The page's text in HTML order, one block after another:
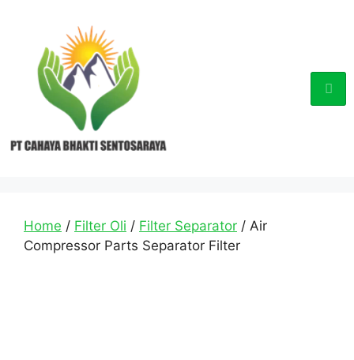
Home / Filter Oli / Filter Separator / Air
Compressor Parts Separator Filter